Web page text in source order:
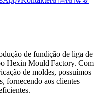
de fundição de liga de
Hexin Mould Factory. Com
de moldes, possuímos
fornecendo aos clientes